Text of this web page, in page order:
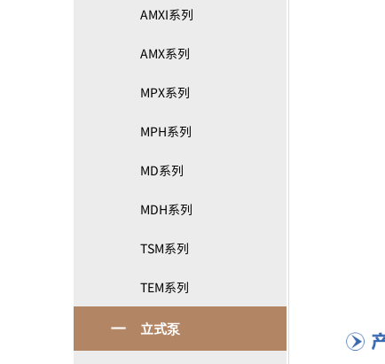
AMXI系列
AMX系列
MPX系列
MPH系列
MD系列
MDH系列
TSM系列
TEM系列
立式泵